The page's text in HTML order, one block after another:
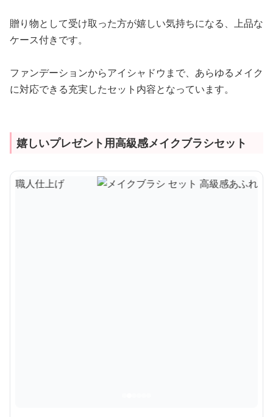
贈り物として受け取った方が嬉しい気持ちになる、上品な
ケース付きです。
ファンデーションからアイシャドウまで、あらゆるメイク
に対応できる充実したセット内容となっています。
嬉しいプレゼント用高級感メイクブラシセット